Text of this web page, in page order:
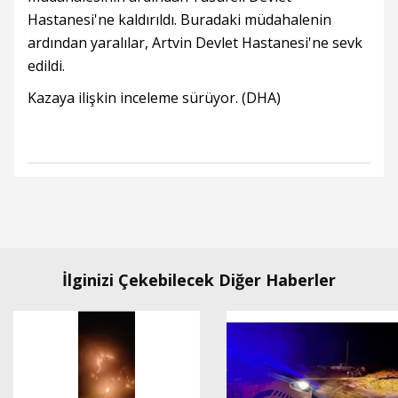
Hastanesi'ne kaldırıldı. Buradaki müdahalenin
ardından yaralılar, Artvin Devlet Hastanesi'ne sevk
edildi.
Kazaya ilişkin inceleme sürüyor. (DHA)
İlginizi Çekebilecek Diğer Haberler